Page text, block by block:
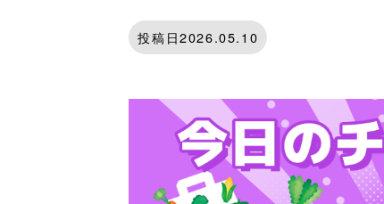
投稿日2026.05.10